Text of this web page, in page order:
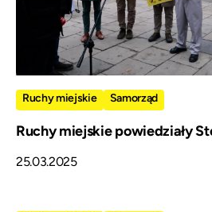
Ruchy miejskie Samorząd
Ruchy miejskie powiedziały
25.03.2025